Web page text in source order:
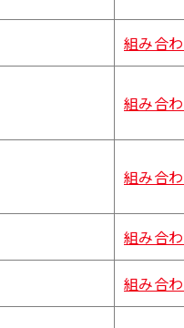
組み合
組み合
組み合
組み合
組み合